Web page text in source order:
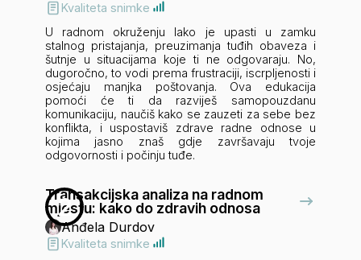
Kvaliteta snimke
U radnom okruženju lako je upasti u zamku
stalnog pristajanja, preuzimanja tuđih obaveza i
šutnje u situacijama koje ti ne odgovaraju. No,
dugoročno, to vodi prema frustraciji, iscrpljenosti i
osjećaju manjka poštovanja. Ova edukacija
pomoći će ti da razviješ samopouzdanu
komunikaciju, naučiš kako se zauzeti za sebe bez
konflikta, i uspostaviš zdrave radne odnose u
kojima jasno znaš gdje završavaju tvoje
odgovornosti i počinju tuđe.
2
Transakcijska analiza na radnom
mjestu: kako do zdravih odnosa
Anđela Durdov
Kvaliteta snimke